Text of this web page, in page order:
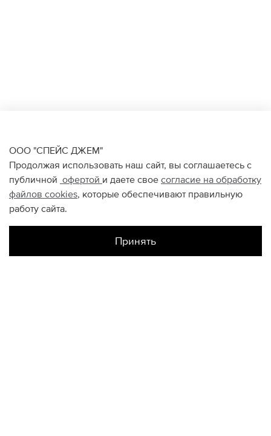
ООО "СПЕЙС ДЖЕМ"
Продолжая использовать наш сайт, вы соглашаетесь с
публичной офертой и даете свое согласие на обработку
файлов cookies, которые обеспечивают правильную
работу сайта.
Принять